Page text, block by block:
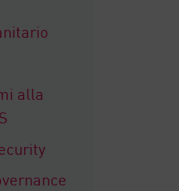
alla